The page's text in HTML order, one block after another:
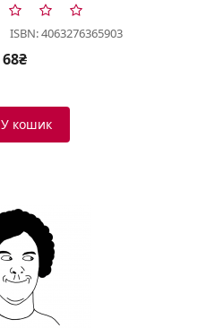
ISBN: 4063276365903
68₴
У кошик